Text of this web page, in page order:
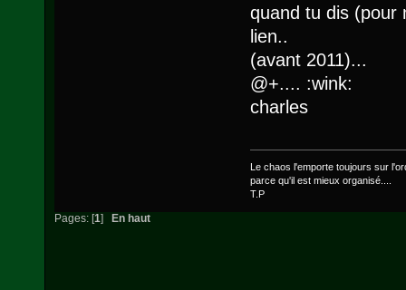
quand tu dis (pour
lien..
(avant 2011)...
@+.... :wink:
charles
Le chaos l'emporte toujours sur
parce qu'il est mieux organisé....
T.P
Pages: [1] En haut